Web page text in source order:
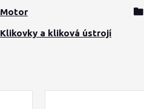
Motor
Klikovky a kliková ústrojí